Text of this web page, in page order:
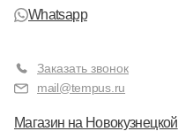
Whatsapp
Заказать звонок
mail@tempus.ru
Магазин на Новокузнецкой